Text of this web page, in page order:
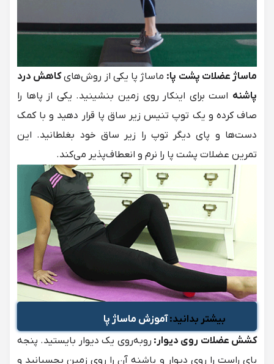
ماساژ عضلات پشت پا: ماساژ پا یکی از روش‌هایکاهش درد
پاشنه است برای اینکار روی زمین بنشینید. یکی از پاها را
صاف کرده و یک توپ تنیس زیر ساق پا قرار دهید و با کمک
دست‌ها و پای دیگر توپ را زیر ساق خود بغلطانید. این
تمرین عضلات پشت پا را نرم و انعطاف‌پذیر می‌کند.
بیشتر بدانید: آموزش ماساژ پا
کشش عضلات روی دیوار: روبه‌روی یک دیوار بایستید. پنجه
پای راست را روی دیوار و پاشنه آن را روی زمین بچسبانید و